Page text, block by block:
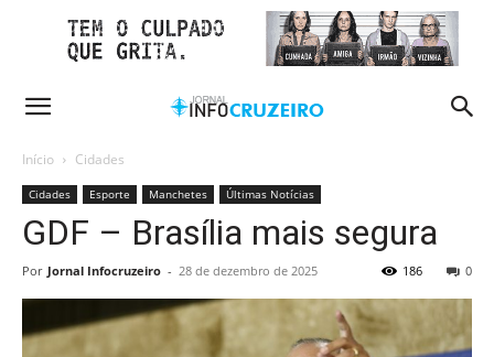
Início Cidades
Cidades Esporte Manchetes Últimas Notícias
GDF – Brasília mais segura
Por Jornal Infocruzeiro - 28 de dezembro de 2025 0
186